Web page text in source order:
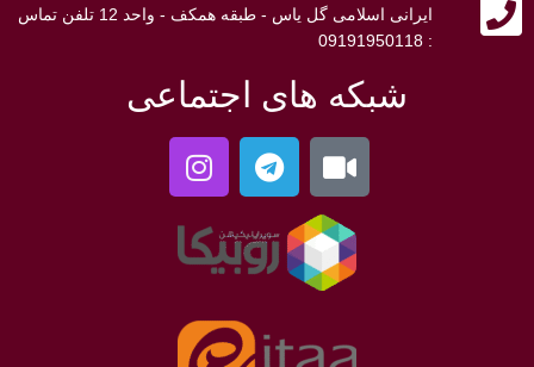
ایرانی اسلامی گل یاس - طبقه همکف - واحد 12 تلفن تماس
: 09191950118
شبکه های اجتماعی